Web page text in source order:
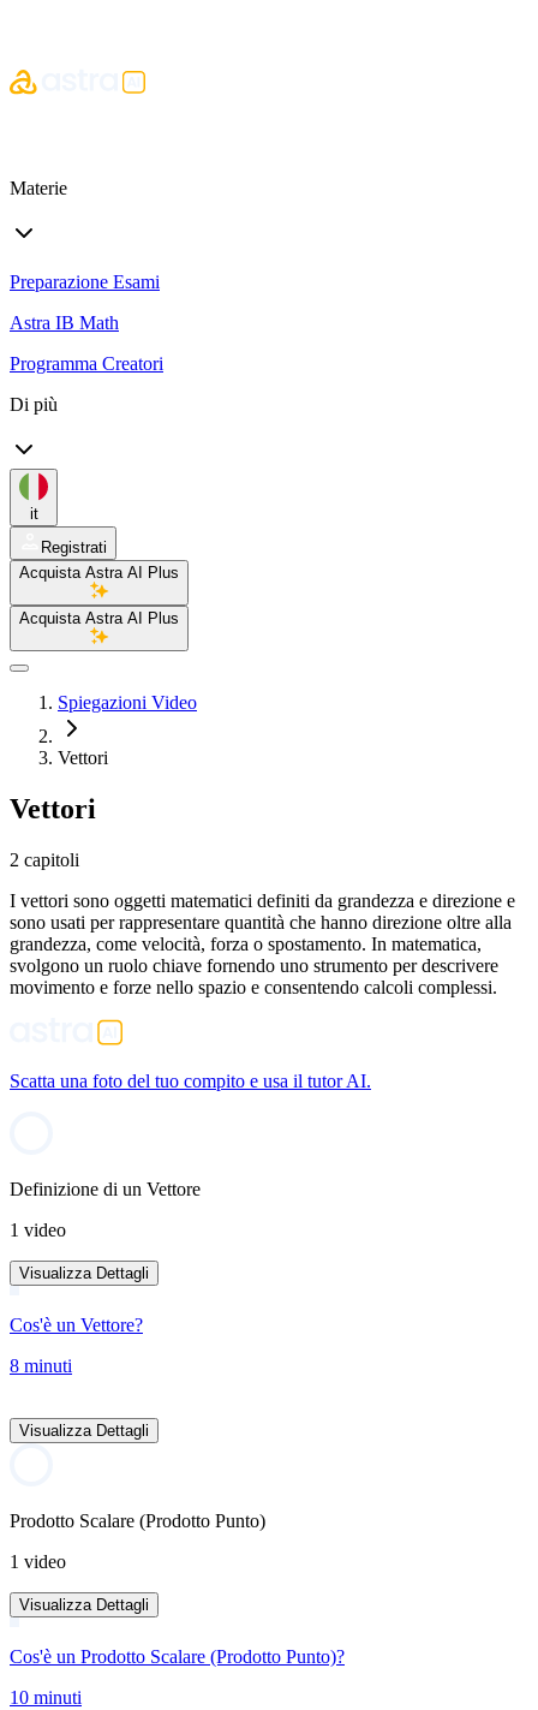
Materie
Preparazione Esami
Astra IB Math
Programma Creatori
Di più
it
Registrati
Acquista Astra AI Plus
Acquista Astra AI Plus
Spiegazioni Video
Vettori
Vettori
2 capitoli
I vettori sono oggetti matematici definiti da grandezza e direzione e
sono usati per rappresentare quantità che hanno direzione oltre alla
grandezza, come velocità, forza o spostamento. In matematica,
svolgono un ruolo chiave fornendo uno strumento per descrivere
movimento e forze nello spazio e consentendo calcoli complessi.
Scatta una foto del tuo compito e usa il tutor AI.
Definizione di un Vettore
1 video
Visualizza Dettagli
Cos'è un Vettore?
8 minuti
Visualizza Dettagli
Prodotto Scalare (Prodotto Punto)
1 video
Visualizza Dettagli
Cos'è un Prodotto Scalare (Prodotto Punto)?
10 minuti